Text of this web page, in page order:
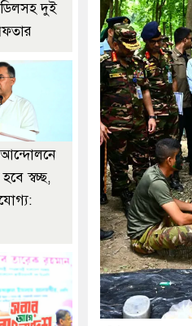
দুই
আন্দোলনে
স্বচ্ছ,